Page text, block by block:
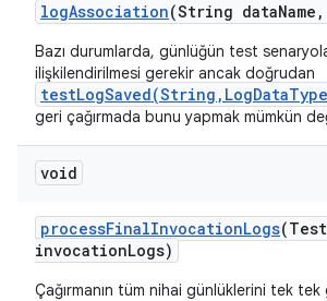
logAssociation(String dataName ,
Bazı durumlarda, günlüğün test
ilişkilendirilmesi gerekir ancak doğrudan
geri çağırmada bunu yapmak mümkün
void
processFinalInvocationLogs(Test
invocationLogs)
Çağırmanın tüm nihai günlüklerini tek tek